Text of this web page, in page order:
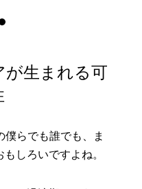
が生まれる可
僕らでも誰でも、ま
しろいですよね。